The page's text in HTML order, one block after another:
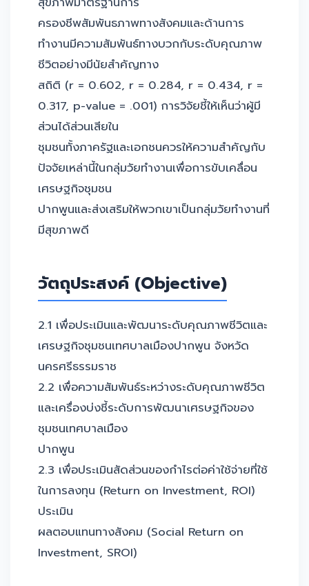
ครองชีพสัมพันธภาพทางสังคมและด้านการ
ทำงานมีความสัมพันธ์ทางบวกกับระดับคุณภาพ
ชีวิตอย่างมีนัยสำคัญทาง
สถิติ (r = 0.602, r = 0.284, r = 0.434, r =
0.317, p-value = .001) การวิจัยชี้ให้เห็นว่าผู้มี
ส่วนได้ส่วนเสียใน
ชุมชนทั้งภาครัฐและเอกชนควรให้ความสำคัญกับ
ปัจจัยเหล่านี้ในกลุ่มวัยทำงานเพื่อการขับเคลื่อน
เศรษฐกิจชุมชน
ปากพูนและส่งเสริมให้พวกเขาเป็นกลุ่มวัยทำงานที่
มีสุขภาพดี
วัตถุประสงค์ (Objective)
2.1 เพื่อประเมินและพัฒนาระดับคุณภาพชีวิตและ
เศรษฐกิจชุมชนเทศบาลเมืองปากพูน จังหวัด
นครศรีธรรมราช
2.2 เพื่อความสัมพันธ์ระหว่างระดับคุณภาพชีวิต
และเครื่องบ่งชี้ระดับการพัฒนาเศรษฐกิจของ
ชุมชนเทศบาลเมือง
ปากพูน
2.3 เพื่อประเมินสัดส่วนของกำไรต่อค่าใช้จ่ายที่ใช้
ในการลงทุน (Return on Investment, ROI)
ประเมิน
ผลตอบแทนทางสังคม (Social Return on
Investment, SROI)